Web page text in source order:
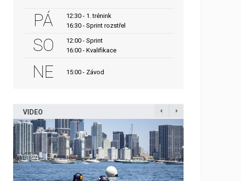
PÁ
12:30 - 1. trénink
16:30 - Sprint rozstřel
SO
12:00 - Sprint
16:00 - Kvalifikace
NE 15:00 - Závod
VIDEO